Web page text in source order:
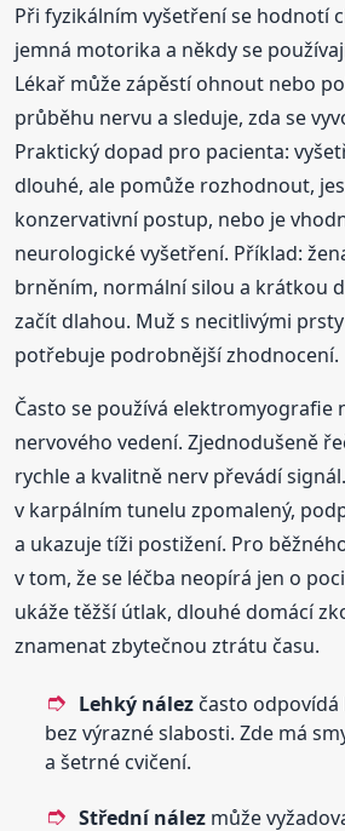
Při fyzikálním vyšetření se hodnotí
jemná motorika a někdy se
Lékař může zápěstí ohnout nebo
průběhu nervu a sleduje, zda se
Praktický dopad pro pacienta:
dlouhé, ale pomůže rozhodnout,
konzervativní postup, nebo je
neurologické vyšetření. Příklad:
brněním, normální silou a krátkou
začít dlahou. Muž s necitlivými
potřebuje podrobnější zhodnocení.
Často se používá elektromyografie
nervového vedení. Zjednodušeně
rychle a kvalitně nerv převádí
v karpálním tunelu zpomalený,
a ukazuje tíži postižení. Pro
v tom, že se léčba neopírá jen o
ukáže těžší útlak, dlouhé domácí
znamenat zbytečnou ztrátu času.
Lehký nález často
bez výrazné slabosti. Zde má
a šetrné cvičení.
Střední nález může